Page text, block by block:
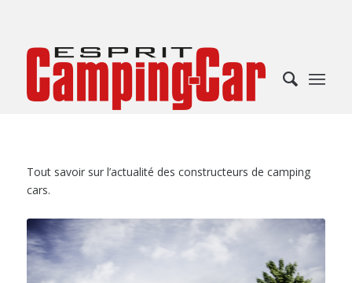
Tout savoir sur l’actualité des constructeurs de camping
cars.